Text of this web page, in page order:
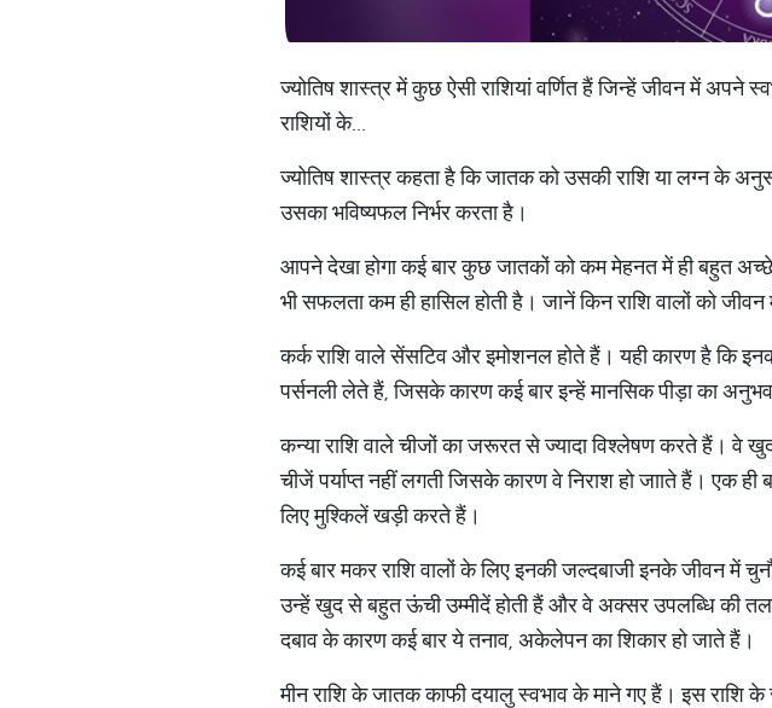
ज्योतिष शास्त्र में कुछ ऐसी राशियां वर्णित हैं जिन्हें जीवन में अपने
राशियों के...
ज्योतिष शास्त्र कहता है कि जातक को उसकी राशि या लग्न के
उसका भविष्यफल निर्भर करता है।
आपने देखा होगा कई बार कुछ जातकों को कम मेहनत में ही बहुत अच्छे
भी सफलता कम ही हासिल होती है। जानें किन राशि वालों को
कर्क राशि वाले सेंसटिव और इमोशनल होते हैं। यही कारण है कि
पर्सनली लेते हैं, जिसके कारण कई बार इन्हें मानसिक पीड़ा का
कन्या राशि वाले चीजों का जरूरत से ज्यादा विश्लेषण करते हैं। वे
चीजें पर्याप्त नहीं लगती जिसके कारण वे निराश हो जााते हैं। एक
लिए मुश्किलें खड़ी करते हैं।
कई बार मकर राशि वालों के लिए इनकी जल्दबाजी इनके जीवन में
उन्हें खुद से बहुत ऊंची उम्मीदें होती हैं और वे अक्सर उपलब्धि
दबाव के कारण कई बार ये तनाव, अकेलेपन का शिकार हो जाते हैं।
मीन राशि के जातक काफी दयालु स्वभाव के माने गए हैं। इस राशि